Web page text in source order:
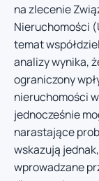
na zlecenie
Nieruchomości
temat
analizy wynika,
ograniczony
nieruchomości
jednocześnie
narastające
wskazują
wprowadzane